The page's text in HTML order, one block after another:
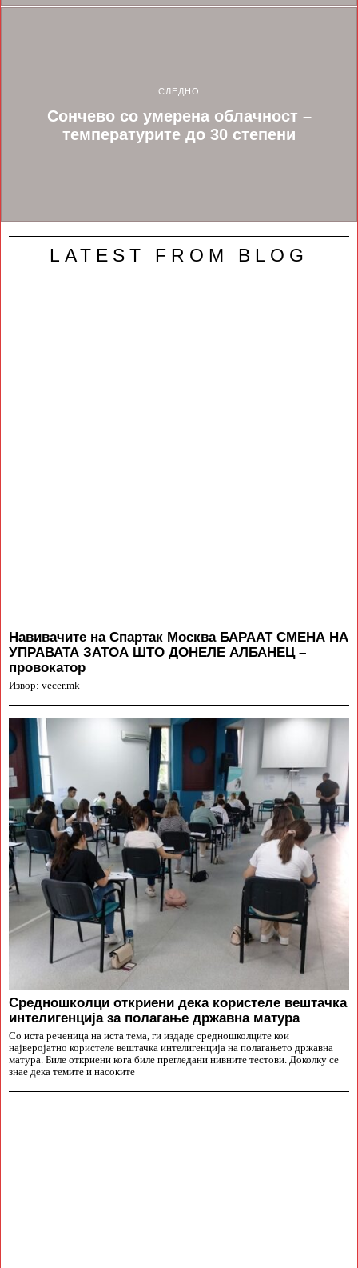
СЛЕДНО
Сончево со умерена облачност –
температурите до 30 степени
LATEST FROM BLOG
Навивачите на Спартак Москва БАРААТ СМЕНА НА
УПРАВАТА ЗАТОА ШТО ДОНЕЛЕ АЛБАНЕЦ –
провокатор
Извор: vecer.mk
Средношколци откриени дека користеле вештачка
интелигенција за полагање државна матура
Со иста реченица на иста тема, ги издаде средношколците кои
најверојатно користеле вештачка интелигенција на полагањето државна
матура. Биле откриени кога биле прегледани нивните тестови. Доколку се
знае дека темите и насоките